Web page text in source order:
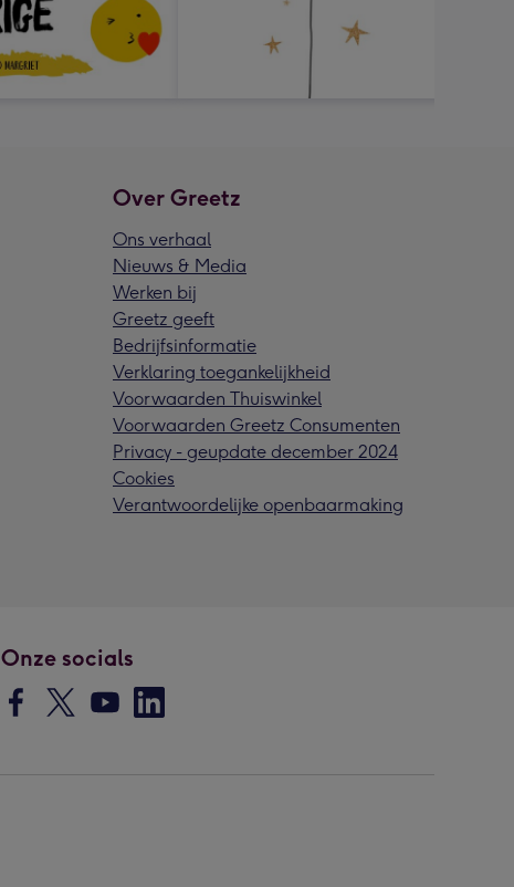
Over Greetz
Ons verhaal
Nieuws & Media
Werken bij
Greetz geeft
Bedrijfsinformatie
Verklaring toegankelijkheid
Voorwaarden Thuiswinkel
Voorwaarden Greetz Consumenten
Privacy - geupdate december 2024
Cookies
Verantwoordelijke openbaarmaking
Onze socials